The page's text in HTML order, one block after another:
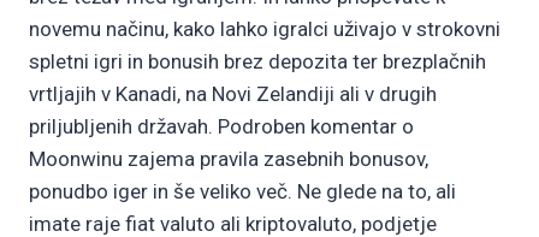
novemu načinu, kako lahko igralci uživajo v strokovni
spletni igri in bonusih brez depozita ter brezplačnih
vrtljajih v Kanadi, na Novi Zelandiji ali v drugih
priljubljenih državah. Podroben komentar o
Moonwinu zajema pravila zasebnih bonusov,
ponudbo iger in še veliko več. Ne glede na to, ali
imate raje fiat valuto ali kriptovaluto, podjetje